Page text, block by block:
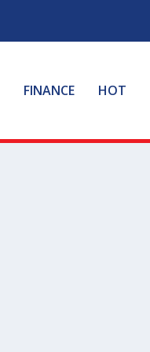
FINANCE HOT